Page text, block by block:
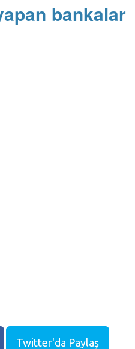
bankalar
Twitter'da Paylaş